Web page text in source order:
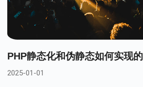
PHP静态化和伪静态如何实现的
2025-01-01